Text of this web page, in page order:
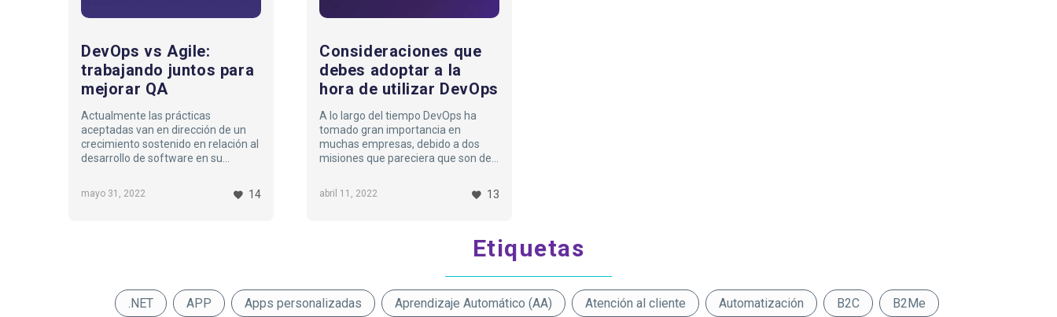
mayo 31, 2022
DevOps vs Agile:
trabajando juntos para
mejorar QA
Actualmente las prácticas
aceptadas van en dirección de un
crecimiento sostenido en relación al
desarrollo de software en su
14 abril 11, 2022
Consideraciones que
debes adoptar a la
hora de utilizar DevOps
A lo largo del tiempo DevOps ha
tomado gran importancia en
muchas empresas, debido a dos
misiones que pareciera que son de
unirse…
13
Etiquetas
.NET APP Apps personalizadas Aprendizaje Automático (AA) Atención al cliente Automatización B2C B2Me